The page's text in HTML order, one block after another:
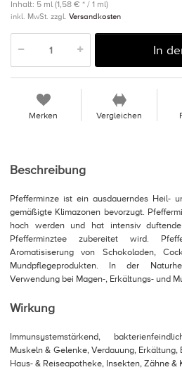
Inhalt: 5 ml (1,58 € * / 1 ml)
inkl. MwSt. zzgl. Versandkosten
In
Merken Vergleichen
Beschreibung
Pfefferminze ist ein ausdauerndes Heil-
gemäßigte Klimazonen bevorzugt.
hoch werden und hat intensiv
Pfefferminztee zubereitet wird.
Aromatisiserung von Schokoladen,
Mundpflegeprodukten. In der
Verwendung bei Magen-, Erkältungs- und
Wirkung
Immunsystemstärkend,
Muskeln & Gelenke, Verdauung, Erkältung,
Haus- & Reiseapotheke, Insekten, Zähne &